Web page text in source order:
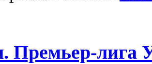
Премьер-лига